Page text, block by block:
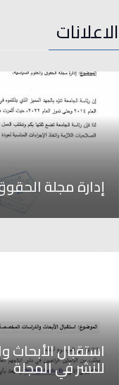
الاعلانات
إدارة مجلة
استقبال
للنشر في المجلة